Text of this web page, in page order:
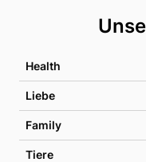
Health
Liebe
Family
Tiere